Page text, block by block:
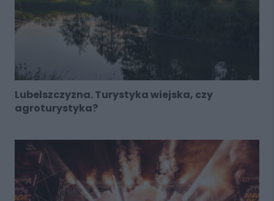
Lubelszczyzna. Turystyka wiejska, czy
agroturystyka?